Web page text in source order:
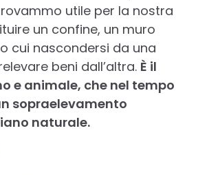
utile per la nostra
un confine, un muro
cui nascondersi da una
beni dall’altra. È il
e animale, che nel tempo
sopraelevamento
naturale.